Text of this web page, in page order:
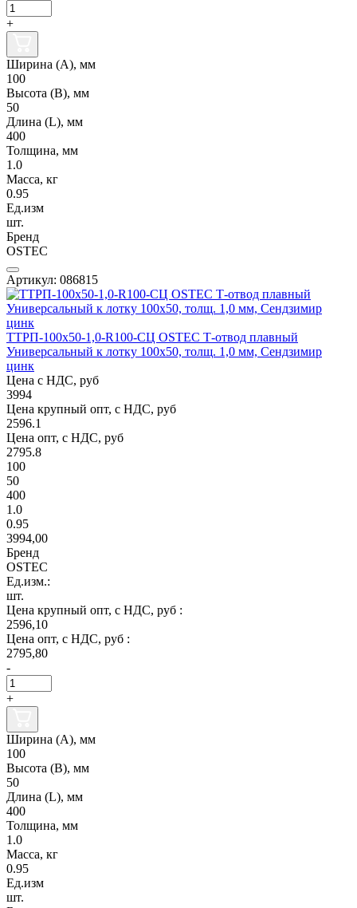
+
Ширина (А), мм
100
Высота (В), мм
50
Длина (L), мм
400
Толщина, мм
1.0
Масса, кг
0.95
Ед.изм
шт.
Бренд
OSTEC
Артикул: 086815
ТТРП-100х50-1,0-R100-СЦ OSTEC Т-отвод плавный
Универсальный к лотку 100х50, толщ. 1,0 мм, Сендзимир
цинк
Цена с НДС, руб
3994
Цена крупный опт, с НДС, руб
2596.1
Цена опт, с НДС, руб
2795.8
100
50
400
1.0
0.95
3994,00
Бренд
OSTEC
Ед.изм.:
шт.
Цена крупный опт, с НДС, руб :
2596,10
Цена опт, с НДС, руб :
2795,80
-
+
Ширина (А), мм
100
Высота (В), мм
50
Длина (L), мм
400
Толщина, мм
1.0
Масса, кг
0.95
Ед.изм
шт.